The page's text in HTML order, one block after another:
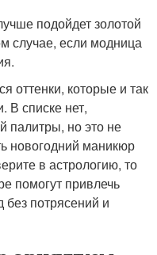
подойдет золотой
случае, если модница
оттенки, которые и так
В списке нет,
палитры, но это не
новогодний маникюр
в астрологию, то
помогут привлечь
без потрясений и